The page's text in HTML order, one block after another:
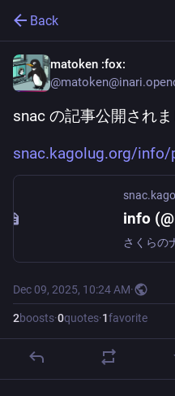
Back
matoken :fox:
snac の記事公開され
snac.kagolug.org/
Dec 09, 2025, 10:24 AM·
2boosts·0quotes·1favorite